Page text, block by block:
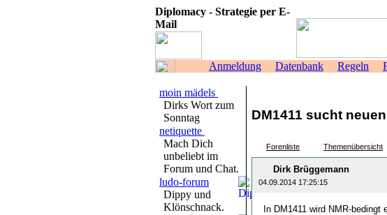
Diplomacy - Strategie per E-
Mail
Anmeldung Datenbank Regeln
moin mädels
Dirks Wort zum
Sonntag
netiquette
Mach Dich
unbeliebt im
Forum und Chat.
ludo-forum
Dippy und
Klönschnack.
DM1411 sucht
Forenliste Themenübersicht
Dirk Brüggemann
04.09.2014 17:25:15
In DM1411 wird NMR-